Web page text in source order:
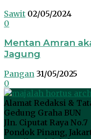
Sawit 02/05/2024
0
Mentan Amran
Jagung
Pangan 31/05/2025
0
Alamat Redaksi &
Gedung Graha BUN
Jln. Ciputat Raya No.7
Pondok Pinang,